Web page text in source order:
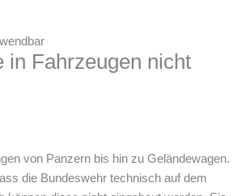
in Fahrzeugen nicht
von Panzern bis hin zu Geländewagen.
die Bundeswehr technisch auf dem